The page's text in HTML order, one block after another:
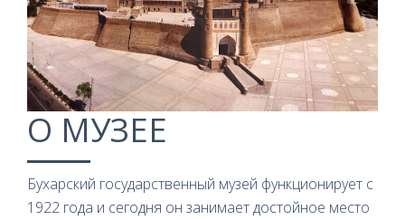
О МУЗЕЕ
Бухарский государственный музей функционирует с
1922 года и сегодня он занимает достойное место